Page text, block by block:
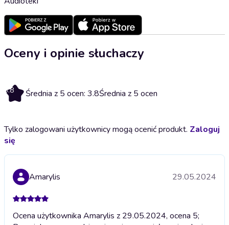
Oceny i opinie słuchaczy
3.8 Średnia z 5 ocen: 3.8Średnia z 5 ocen
Tylko zalogowani użytkownicy mogą ocenić produkt. Zaloguj
się
Amarylis 29.05.2024
Ocena użytkownika Amarylis z 29.05.2024, ocena 5;